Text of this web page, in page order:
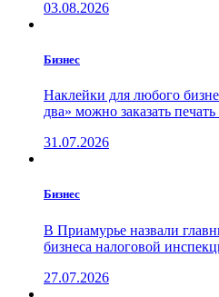
03.08.2026
Бизнес
Наклейки для любого
два» можно заказать
31.07.2026
Бизнес
В Приамурье назвали
бизнеса налоговой
27.07.2026